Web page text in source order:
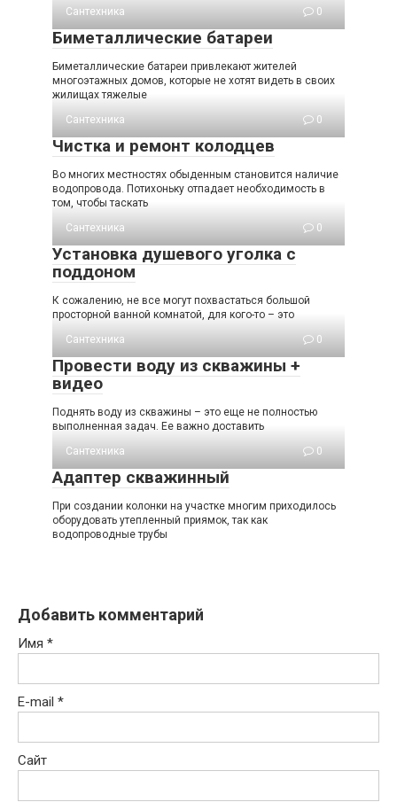
Сантехника 0
Биметаллические батареи
Биметаллические батареи привлекают жителей
многоэтажных домов, которые не хотят видеть в своих
жилищах тяжелые
Сантехника
0
Чистка и ремонт колодцев
Во многих местностях обыденным становится наличие
водопровода. Потихоньку отпадает необходимость в
том, чтобы таскать
Сантехника
0
Установка душевого уголка с
поддоном
К сожалению, не все могут похвастаться большой
просторной ванной комнатой, для кого-то – это
Сантехника
0
Провести воду из скважины +
видео
Поднять воду из скважины – это еще не полностью
выполненная задач. Ее важно доставить
Сантехника
0
Адаптер скважинный
При создании колонки на участке многим приходилось
оборудовать утепленный приямок, так как
водопроводные трубы
Добавить комментарий
Имя *
E-mail *
Сайт